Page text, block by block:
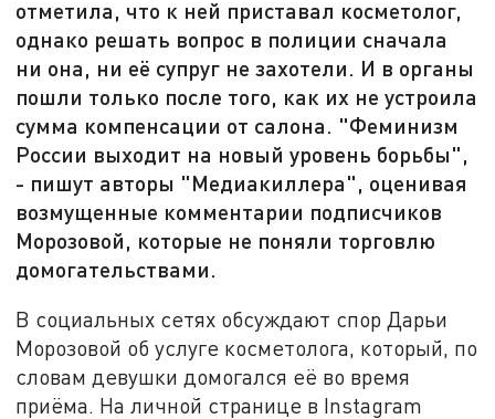
отметила, что к ней приставал косметолог,
однако решать вопрос в полиции сначала
ни она, ни её супруг не захотели. И в органы
пошли только после того, как их не устроила
сумма компенсации от салона. "Феминизм
России выходит на новый уровень борьбы",
- пишут авторы "Медиакиллера", оценивая
возмущенные комментарии подписчиков
Морозовой, которые не поняли торговлю
домогательствами.
В социальных сетях обсуждают спор Дарьи
Морозовой об услуге косметолога, который, по
словам девушки домогался её во время
приёма. На личной странице в Instagram